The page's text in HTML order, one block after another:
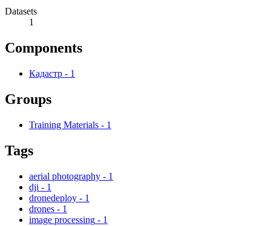
Datasets
1
Components
Кадастр - 1
Groups
Training Materials - 1
Tags
aerial photography - 1
dji - 1
dronedeploy - 1
drones - 1
image processing - 1